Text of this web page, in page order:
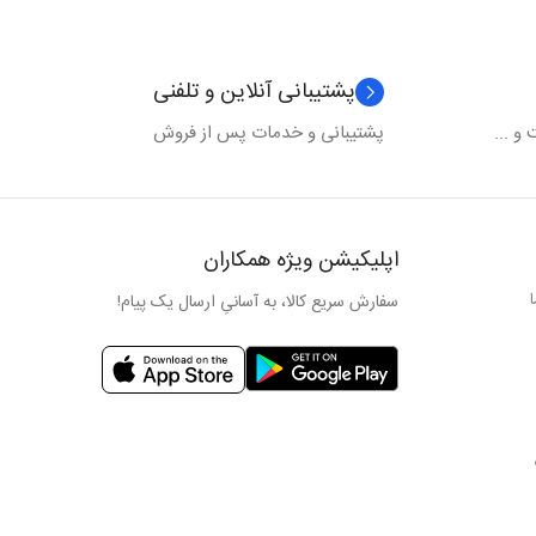
و ...
پشتیبانی آنلاین و تلفنی
پشتیبانی و خدمات پس از فروش
اپلیکیشن ویژه همکاران
سفارش سریع کالا، به آسانیِ ارسال یک پیام!